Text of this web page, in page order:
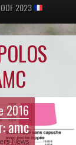
ODF 2023
2016
amc
,News